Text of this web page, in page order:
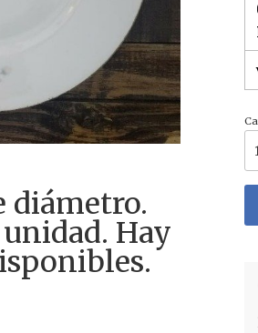
diámetro.
Hay